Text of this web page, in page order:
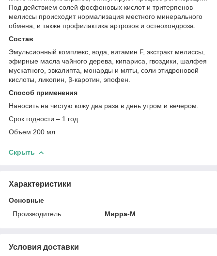
Под действием солей фосфоновых кислот и тритерпенов
мелиссы происходит нормализация местного минерального
обмена, и также профилактика артрозов и остеохондроза.
Состав
Эмульсионный комплекс, вода, витамин F, экстракт мелиссы,
эфирные масла чайного дерева, кипариса, гвоздики, шалфея
мускатного, эвкалипта, монарды и мяты, соли этидроновой
кислоты, ликопин, β-каротин, эпофен.
Способ применения
Наносить на чистую кожу два раза в день утром и вечером.
Срок годности – 1 год.
Объем 200 мл
Скрыть
Характеристики
Основные
Производитель
Мирра-М
Условия доставки